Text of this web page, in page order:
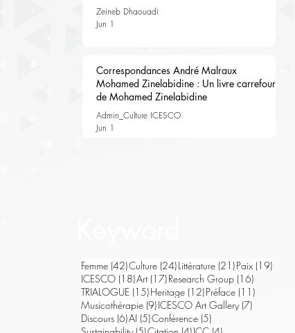
Zeineb Dhaouadi
Jun 1
Correspondances André Malraux
Mohamed Zinelabidine : Un livre carrefour
de Mohamed Zinelabidine
Admin_Culture ICESCO
Jun 1
Femme (42)42 posts
Culture (24)24 posts
Littérature (21)21 posts
Paix (19)19
ICESCO (18)18 posts
Art (17)17 posts
Research Group (16)16 posts
TRIALOGUE (15)15 posts
Heritage (12)12 posts
Préface (11)11 posts
Musicothérapie (9)9 posts
ICESCO Art Gallery (7)7 posts
Discours (6)6 posts
AI (5)5 posts
Conférence (5)5 posts